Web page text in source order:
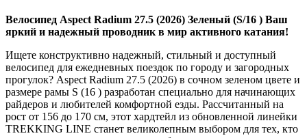
Велосипед Aspect Radium 27.5 (2026) Зеленый (S/16 ) Ваш
яркий и надежный проводник в мир активного катания!
Ищете конструктивно надежный, стильный и доступный
велосипед для ежедневных поездок по городу и загородных
прогулок? Aspect Radium 27.5 (2026) в сочном зеленом цвете и
размере рамы S (16 ) разработан специально для начинающих
райдеров и любителей комфортной езды. Рассчитанный на
рост от 156 до 170 см, этот хардтейл из обновленной линейки
TREKKING LINE станет великолепным выбором для тех, кто